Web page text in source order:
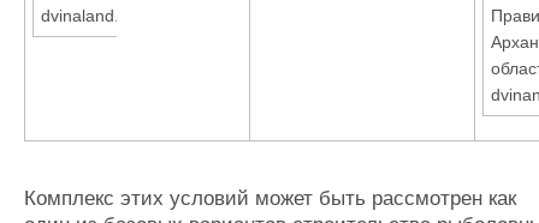
dvinaland.ru
Комплекс этих условий может быть рассмотрен как